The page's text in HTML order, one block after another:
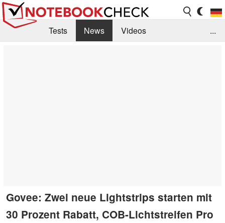
Tests News
Videos
...
Govee: Zwei neue Lightstrips starten mit
30 Prozent Rabatt, COB-Lichtstreifen Pro